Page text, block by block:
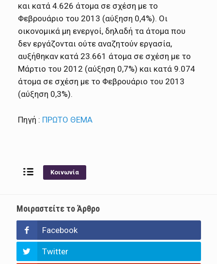
και κατά 4.626 άτομα σε σχέση με το
Φεβρουάριο του 2013 (αύξηση 0,4%). Οι
οικονομικά μη ενεργοί, δηλαδή τα άτομα που
δεν εργάζονται ούτε αναζητούν εργασία,
αυξήθηκαν κατά 23.661 άτομα σε σχέση με το
Μάρτιο του 2012 (αύξηση 0,7%) και κατά 9.074
άτομα σε σχέση με το Φεβρουάριο του 2013
(αύξηση 0,3%).
Πηγή : ΠΡΩΤΟ ΘΕΜΑ
Κοινωνία
Μοιραστείτε το Άρθρο
Facebook
Twitter